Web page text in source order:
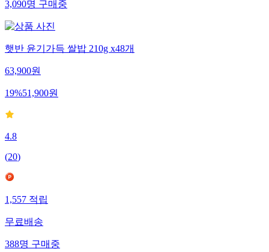
3,090명구매중
햇반 윤기가득 쌀밥 210g x48개
63,900원
19%51,900원
4.8
(20)
1,557적립
무료배송
388명구매중